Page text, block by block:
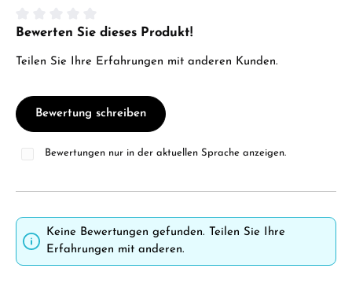
Durchschnittliche Bewertung von 0 von 5 Sternen
Bewerten Sie dieses Produkt!
Teilen Sie Ihre Erfahrungen mit anderen Kunden.
Bewertung schreiben
Bewertungen nur in der aktuellen Sprache anzeigen.
Keine Bewertungen gefunden. Teilen Sie Ihre
Erfahrungen mit anderen.